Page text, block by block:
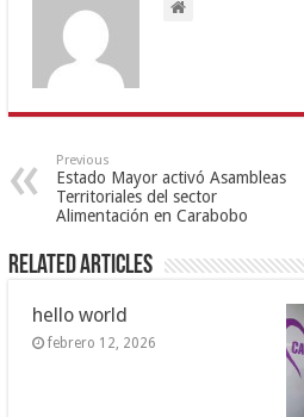
Previous
Estado Mayor activó Asambleas
Territoriales del sector
Alimentación en Carabobo
Related Articles
hello world
febrero 12, 2026